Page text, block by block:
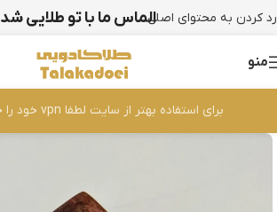
رد کردن به محتوای اصلیالماس ما با تو طلایی شد
منو
برای استفاده بهتر از سایت لطفا vpn خود را خاموش کنید.